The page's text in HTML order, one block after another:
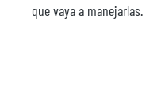
que vaya a manejarlas.